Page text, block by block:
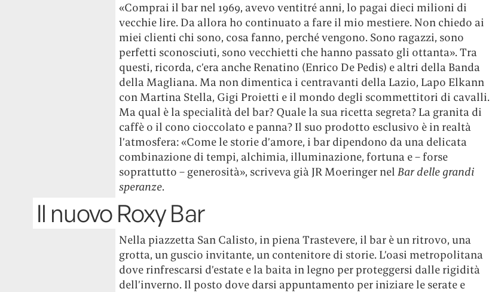
«Comprai il bar nel 1969, avevo ventitré anni, lo pagai dieci milioni di
vecchie lire. Da allora ho continuato a fare il mio mestiere. Non chiedo ai
miei clienti chi sono, cosa fanno, perché vengono. Sono ragazzi, sono
perfetti sconosciuti, sono vecchietti che hanno passato gli ottanta». Tra
questi, ricorda, c’era anche Renatino (Enrico De Pedis) e altri della Banda
della Magliana. Ma non dimentica i centravanti della Lazio, Lapo Elkann
con Martina Stella, Gigi Proietti e il mondo degli scommettitori di cavalli.
Ma qual è la specialità del bar? Quale la sua ricetta segreta? La granita di
caffè o il cono cioccolato e panna? Il suo prodotto esclusivo è in realtà
l’atmosfera: «Come le storie d’amore, i bar dipendono da una delicata
combinazione di tempi, alchimia, illuminazione, fortuna e – forse
soprattutto – generosità», scriveva già JR Moeringer nelBar delle grandi
speranze.
Il nuovo Roxy Bar
Nella piazzetta San Calisto, in piena Trastevere, il bar è un ritrovo, una
grotta, un guscio invitante, un contenitore di storie. L’oasi metropolitana
dove rinfrescarsi d’estate e la baita in legno per proteggersi dalle rigidità
dell’inverno. Il posto dove darsi appuntamento per iniziare le serate e